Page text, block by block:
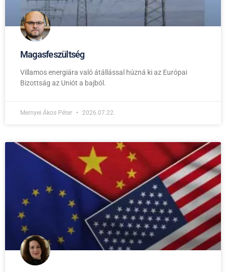
Magasfeszültség
Villamos energiára való átállással húzná ki az Európai
Bizottság az Uniót a bajból.
Mernyei Ákos Péter 2026.07.22.